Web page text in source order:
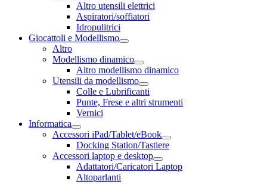
Altro utensili elettrici
Aspiratori/soffiatori
Idropulitrici
Giocattoli e Modellismo
Altro
Modellismo dinamico
Altro modellismo dinamico
Utensili da modellismo
Colle e Lubrificanti
Punte, Frese e altri strumenti
Vernici
Informatica
Accessori iPad/Tablet/eBook
Docking Station/Tastiere
Accessori laptop e desktop
Adattatori/Caricatori Laptop
Altoparlanti